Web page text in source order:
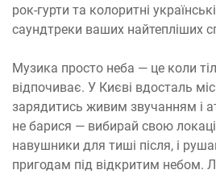
рок-гурти та колоритні
саундтреки ваших найтепліших
Музика просто неба — це коли
відпочиває. У Києві вдосталь
зарядитись живим звучанням і
не барися — вибирай свою
навушники для тиші після, і
пригодам під відкритим небом.